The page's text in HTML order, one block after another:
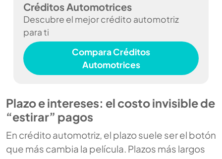
Créditos Automotrices
Descubre el mejor crédito automotriz
para ti
Compara Créditos
Automotrices
Plazo e intereses: el costo invisible de
“estirar” pagos
En crédito automotriz, el plazo suele ser el botón
que más cambia la película. Plazos más largos